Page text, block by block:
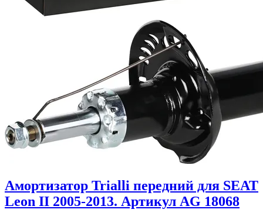
Амортизатор Trialli передний для SEAT
Leon II 2005-2013. Артикул AG 18068